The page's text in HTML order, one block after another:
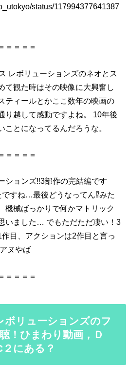
status/117994377641387
＝＝＝＝
レボリューションズのネオとス
て観た時はその映像に大興奮し
ティールとかここ数年の映画の
り越して感動ですよね。 10年後
ことになってるんだろうな。
＝＝＝＝
ションズ‼︎3部作の完結編です
すね…最後どうなってん⁉︎みた
機械ばっかりで何かマトリック
いました… でもただただ凄い！3
目、アクションは2作目と言っ
ヌやば
＝＝＝＝
ボリューションズのフ
！ひまわり動画，Ｄ
にある？